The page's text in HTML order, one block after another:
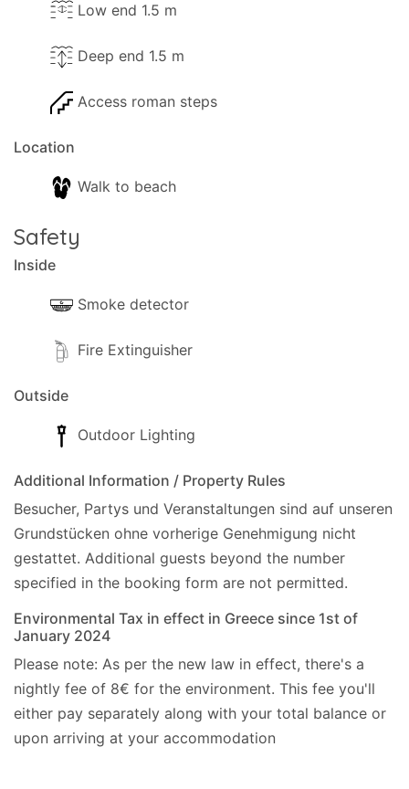
Low end 1.5 m
Deep end 1.5 m
Access roman steps
Location
Walk to beach
Safety
Inside
Smoke detector
Fire Extinguisher
Outside
Outdoor Lighting
Additional Information / Property Rules
Besucher, Partys und Veranstaltungen sind auf unseren
Grundstücken ohne vorherige Genehmigung nicht
gestattet. Additional guests beyond the number
specified in the booking form are not permitted.
Environmental Tax in effect in Greece since 1st of
January 2024
Please note: As per the new law in effect, there's a
nightly fee of 8€ for the environment. This fee you'll
either pay separately along with your total balance or
upon arriving at your accommodation